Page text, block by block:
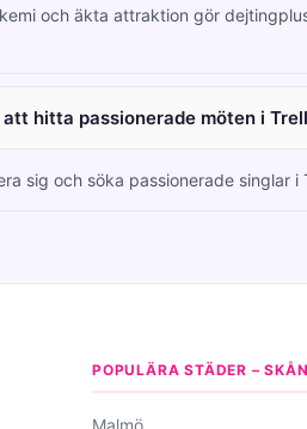
och äkta attraktion gör
hitta passionerade möten i
sig och söka passionerade singlar
POPULÄRA STÄDER –
Malmö